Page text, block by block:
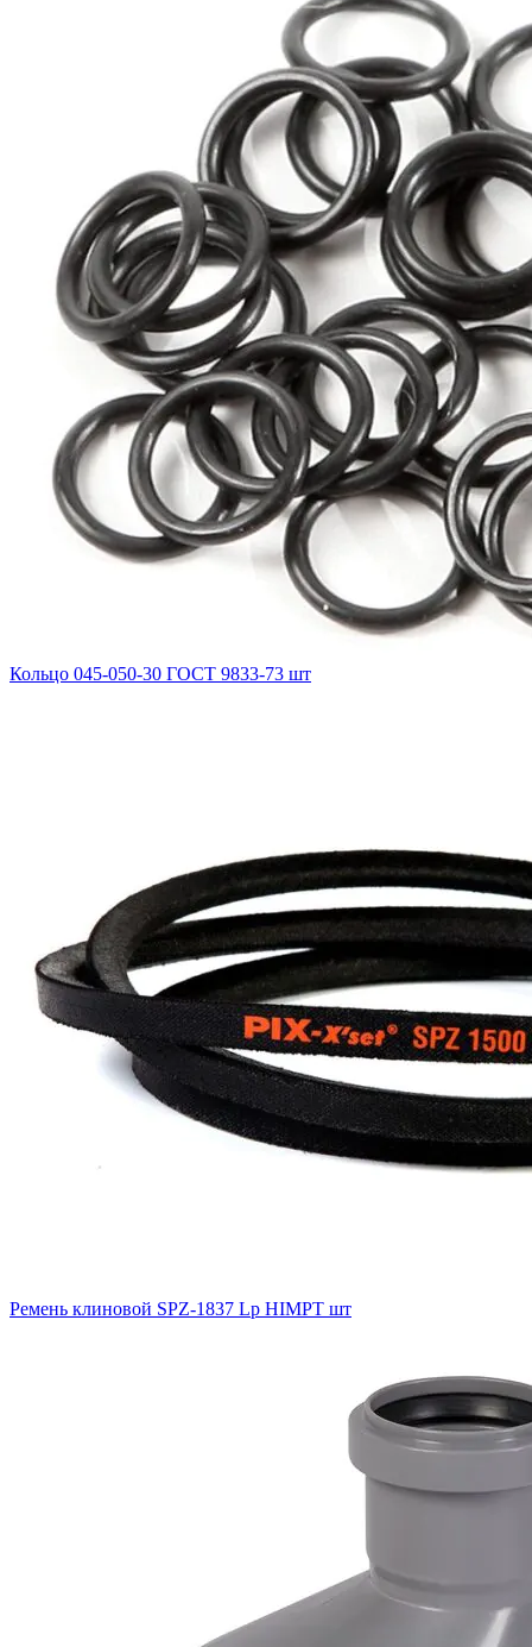
Кольцо 045-050-30 ГОСТ 9833-73 шт
Ремень клиновой SPZ-1837 Lp HIMPT шт